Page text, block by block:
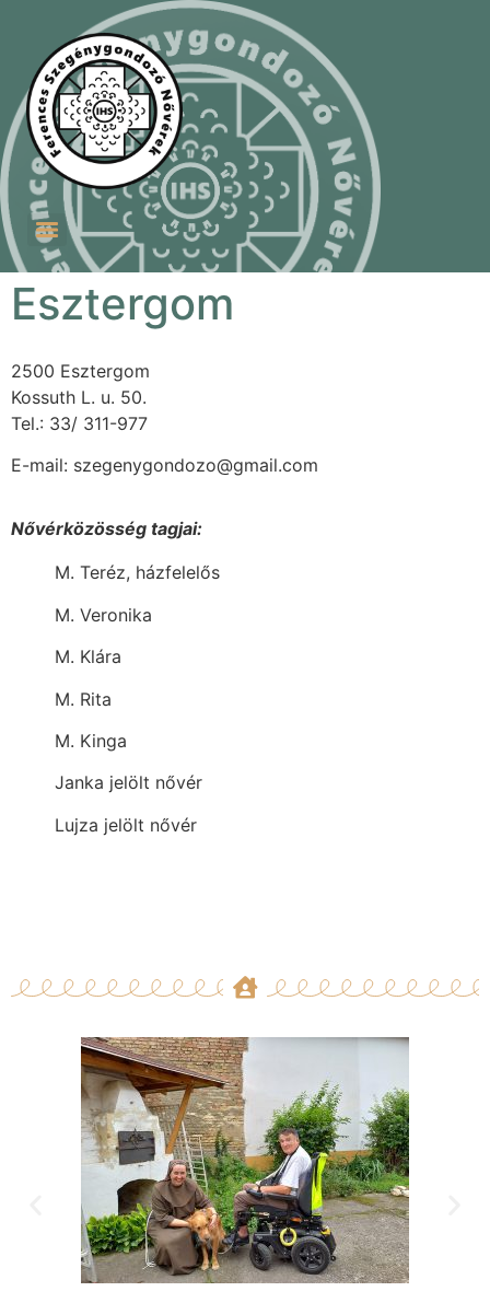
Esztergom
2500 Esztergom
Kossuth L. u. 50.
Tel.: 33/ 311-977
E-mail: szegenygondozo@gmail.com
Nővérközösség tagjai:
M. Teréz, házfelelős
M. Veronika
M. Klára
M. Rita
M. Kinga
Janka jelölt nővér
Lujza jelölt nővér